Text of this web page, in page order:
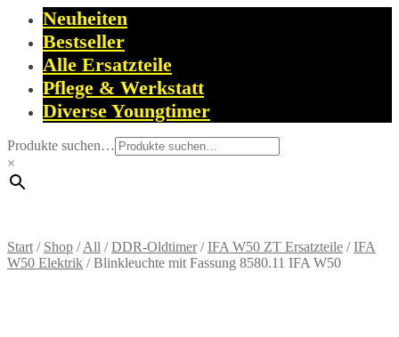
Neuheiten
Bestseller
Alle Ersatzteile
Pflege & Werkstatt
Diverse Youngtimer
Produkte suchen…
×
Start / Shop /All /DDR-Oldtimer/IFA W50 ZT Ersatzteile /IFA
W50 Elektrik /Blinkleuchte mit Fassung 8580.11 IFA W50